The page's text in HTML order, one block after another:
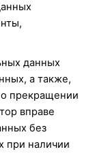
данных
а также,
прекращении
вправе
без
при наличии